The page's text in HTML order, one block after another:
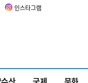
인스타그램